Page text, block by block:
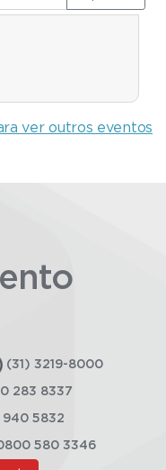
ver outros eventos
(31) 3219-8000
283 8337
5832
580 3346